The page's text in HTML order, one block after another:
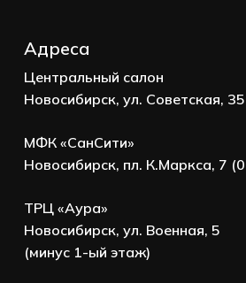
Адреса
Центральный салон
Новосибирск, ул. Советская, 35
МФК «СанСити»
Новосибирск, пл. К.Маркса, 7
ТРЦ «Аура»
Новосибирск, ул. Военная, 5
(минус 1-ый этаж)